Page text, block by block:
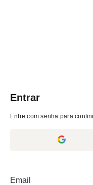
Entrar
Entre com senha para
Email